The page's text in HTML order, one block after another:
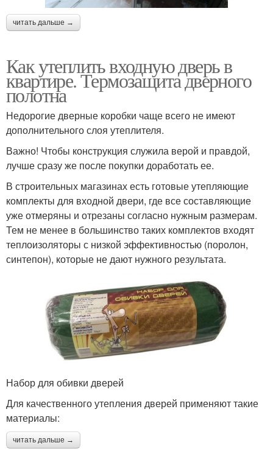
читать дальше →
Как утеплить входную дверь в
квартире. Термозащита дверного
полотна
Недорогие дверные коробки чаще всего не имеют
дополнительного слоя утеплителя.
Важно! Чтобы конструкция служила верой и правдой,
лучше сразу же после покупки доработать ее.
В строительных магазинах есть готовые утепляющие
комплекты для входной двери, где все составляющие
уже отмеряны и отрезаны согласно нужным размерам.
Тем не менее в большинство таких комплектов входят
теплоизоляторы с низкой эффективностью (поролон,
синтепон), которые не дают нужного результата.
Набор для обивки дверей
Для качественного утепления дверей применяют такие
материалы:
читать дальше →